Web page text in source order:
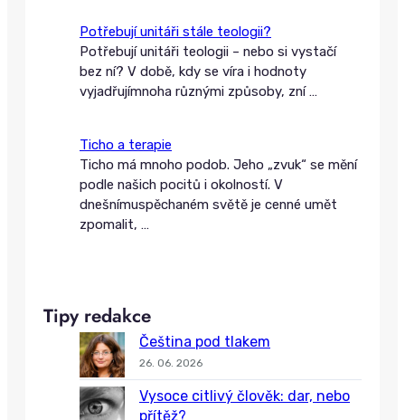
Potřebují unitáři stále teologii?
Potřebují unitáři teologii – nebo si vystačí
bez ní? V době, kdy se víra i hodnoty
vyjadřujímnoha různými způsoby, zní…
Ticho a terapie
Ticho má mnoho podob. Jeho „zvuk“ se mění
podle našich pocitů i okolností. V
dnešnímuspěchaném světě je cenné umět
zpomalit, …
Tipy redakce
Čeština pod tlakem
26. 06. 2026
Vysoce citlivý člověk: dar, nebo
přítěž?